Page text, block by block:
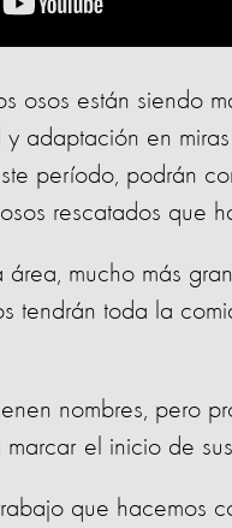
osos están siendo
y adaptación en
período, podrán
rescatados que
área, mucho más
tendrán toda la
nombres, pero
el inicio de
que hacemos